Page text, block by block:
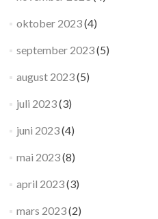
oktober 2023(4)
september 2023(5)
august 2023(5)
juli 2023(3)
juni 2023(4)
mai 2023(8)
april 2023(3)
mars 2023(2)